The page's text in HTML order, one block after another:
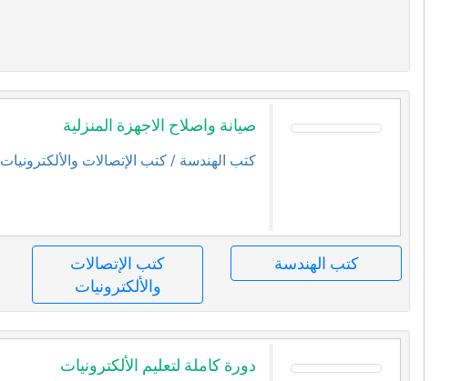
صيانة واصلاح الاجهزة المنزلية
كتب الهندسة / كتب الإتصالات والألكترونيات
كتب الهندسة
كتب الإتصالات
والألكترونيات
دورة كاملة لتعليم الألكترونيات